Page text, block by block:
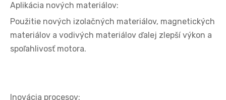
Aplikácia nových materiálov:
Použitie nových izolačných materiálov, magnetických
materiálov a vodivých materiálov ďalej zlepší výkon a
spoľahlivosť motora.
Inovácia procesov: